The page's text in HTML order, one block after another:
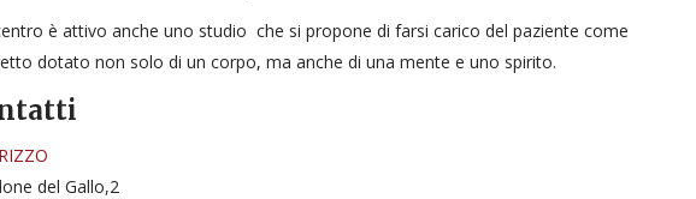
è attivo anche uno studio che si propone di farsi carico del paziente come
dotato non solo di un corpo, ma anche di una mente e uno spirito.
del Gallo,2